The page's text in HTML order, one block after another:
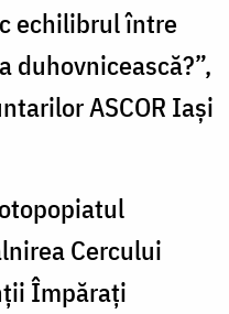
echilibrul între
duhovnicească?”,
ASCOR Iași
Cercului
Împărați